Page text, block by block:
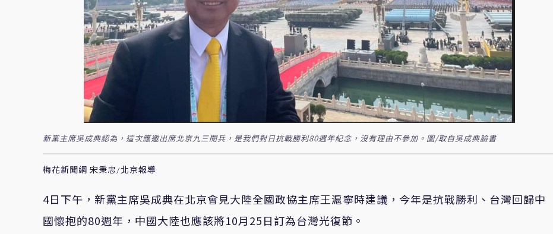
新黨主席吳成典認為，這次應邀出席北京九三閱兵，是我們對日抗戰勝利80週年紀念，沒有理由不參加。圖/取自吳成典臉書
梅花新聞網 宋秉忠/北京報導
4日下午，新黨主席吳成典在北京會見大陸全國政協主席王滬寧時建議，今年是抗戰勝利、台灣回歸中
國懷抱的80週年，中國大陸也應該將10月25日訂為台灣光復節。